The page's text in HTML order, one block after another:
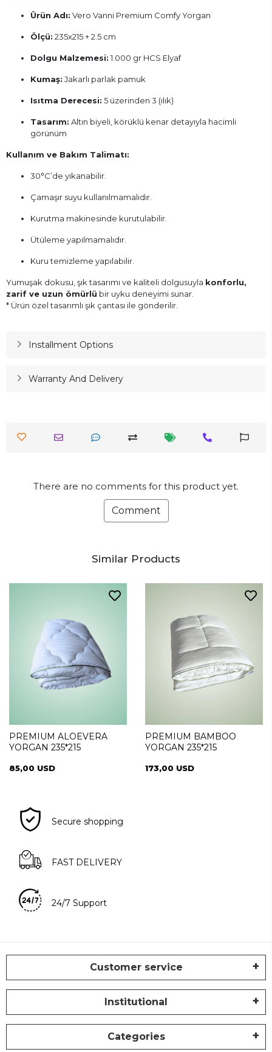
Ürün Adı: Vero Vanni Premium Comfy Yorgan
Ölçü: 235x215 + 2.5 cm
Dolgu Malzemesi: 1.000 gr HCS Elyaf
Kumaş: Jakarlı parlak pamuk
Isıtma Derecesi: 5 üzerinden 3 (ılık)
Tasarım: Altın biyeli, körüklü kenar detayıyla hacimli
görünüm
Kullanım ve Bakım Talimatı:
30°C’de yıkanabilir.
Çamaşır suyu kullanılmamalıdır.
Kurutma makinesinde kurutulabilir.
Ütüleme yapılmamalıdır.
Kuru temizleme yapılabilir.
Yumuşak dokusu, şık tasarımı ve kaliteli dolgusuyla konforlu,
zarif ve uzun ömürlü bir uyku deneyimi sunar.
* Ürün özel tasarımlı şık çantası ile gönderilir.
Installment Options
Warranty And Delivery
There are no comments for this product yet.
Comment
Similar Products
PREMIUM ALOEVERA
YORGAN 235*215
85,00 USD
PREMIUM BAMBOO
YORGAN 235*215
173,00 USD
Secure shopping
FAST DELIVERY
24/7 Support
Customer service
Institutional
Categories